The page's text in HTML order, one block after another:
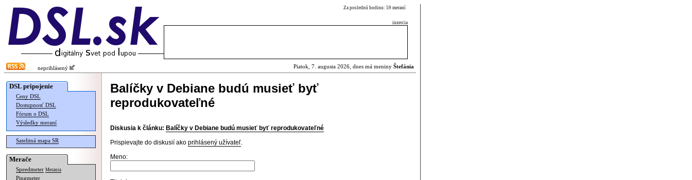
Za poslednú hodinu: 59 meraní
inzercia
neprihlásený Piatok, 7. augusta 2026, dnes má meniny Štefánia
DSL pripojenie
Ceny DSL
Dostupnosť DSL
Fórum o DSL
Výsledky meraní
Satelitná mapa SR
Merače
Speedmeter Merania
Pingmeter
Balíčky v Debiane budú musieť byť
reprodukovateľné
Diskusia k článku: Balíčky v Debiane budú musieť byť reprodukovateľné
Prispievajte do diskusií ako prihlásený užívateľ.
Meno: